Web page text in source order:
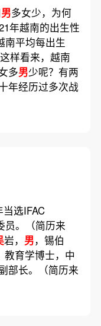
男多女少，为何
年越南的出生性
南平均每出生
样看来，越南
多男少呢？有两
年经历过多次战
选IFAC
员。（简历来
岩， 男，锡伯
教育学博士，中
部长。（简历来